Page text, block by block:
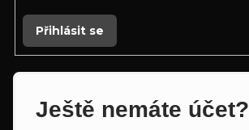
Přihlásit se
Ještě nemáte účet?